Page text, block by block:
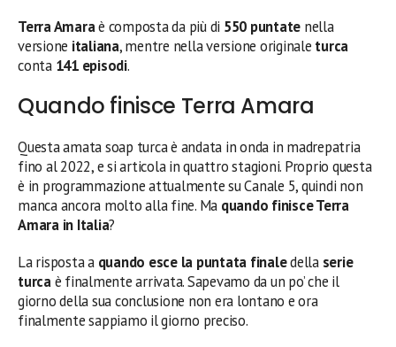
Terra Amaraè composta da più di 550 puntate nella
versione italiana, mentre nella versione originale turca
conta 141 episodi.
Quando finisce Terra Amara
Questa amata soap turca è andata in onda in madrepatria
fino al 2022, e si articola in quattro stagioni. Proprio questa
è in programmazione attualmente su Canale 5, quindi non
manca ancora molto alla fine. Ma quando finisce Terra
Amara in Italia?
La risposta a quando esce la puntata finaledella serie
turcaè finalmente arrivata. Sapevamo da un po’ che il
giorno della sua conclusione non era lontano e ora
finalmente sappiamo il giorno preciso.